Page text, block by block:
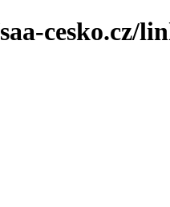
cesko.cz/